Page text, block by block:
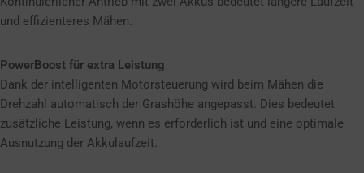
und effizienteres Mähen.
PowerBoost für extra Leistung
Dank der intelligenten Motorsteuerung wird beim Mähen die
Drehzahl automatisch der Grashöhe angepasst. Dies bedeutet
zusätzliche Leistung, wenn es erforderlich ist und eine optimale
Ausnutzung der Akkulaufzeit.